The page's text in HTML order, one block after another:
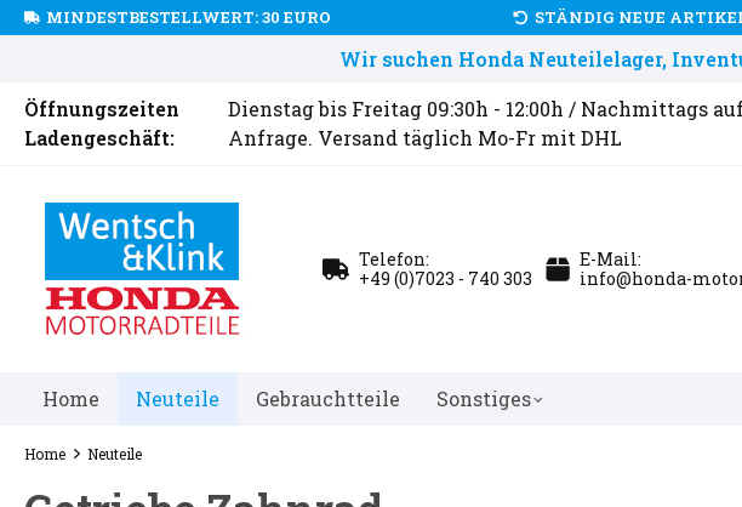
MINDESTBESTELLWERT: 30 EURO STÄNDIG NEUE
Wir suchen Honda Neuteilelager,
Öffnungszeiten
Ladengeschäft:
Dienstag bis Freitag 09:30h - 12:00h / Nachmittags
Anfrage. Versand täglich Mo-Fr mit DHL
Telefon:
+49 (0)7023 - 740 303
E-Mail:
info@honda-
Home Neuteile Gebrauchtteile Sonstiges
Home Neuteile